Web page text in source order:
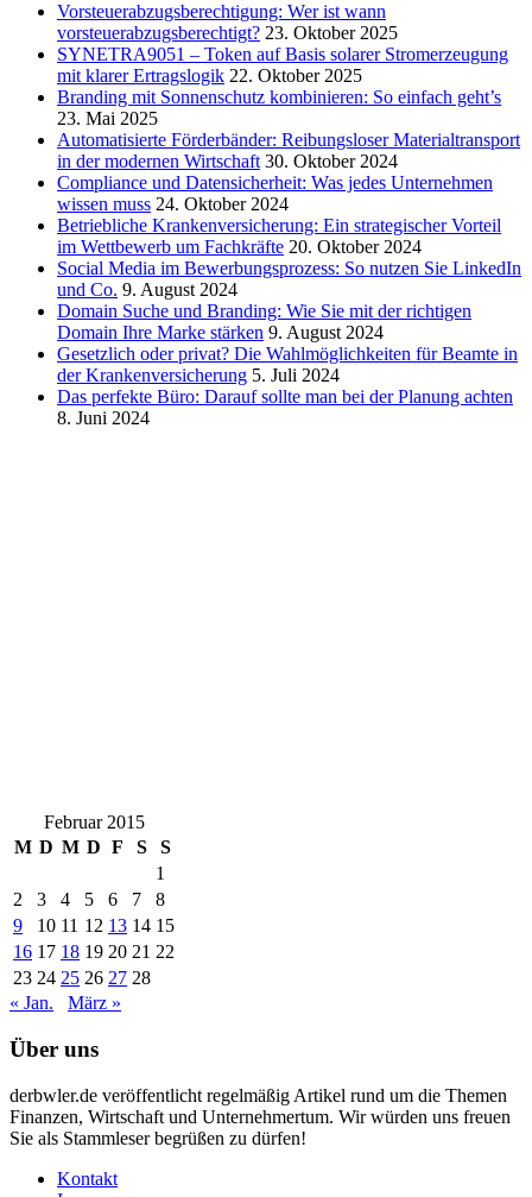
Vorsteuerabzugsberechtigung: Wer ist wann
vorsteuerabzugsberechtigt? 23. Oktober 2025
SYNETRA9051 – Token auf Basis solarer Stromerzeugung
mit klarer Ertragslogik 22. Oktober 2025
Branding mit Sonnenschutz kombinieren: So einfach geht’s
23. Mai 2025
Automatisierte Förderbänder: Reibungsloser Materialtransport
in der modernen Wirtschaft 30. Oktober 2024
Compliance und Datensicherheit: Was jedes Unternehmen
wissen muss 24. Oktober 2024
Betriebliche Krankenversicherung: Ein strategischer Vorteil
im Wettbewerb um Fachkräfte 20. Oktober 2024
Social Media im Bewerbungsprozess: So nutzen Sie LinkedIn
und Co. 9. August 2024
Domain Suche und Branding: Wie Sie mit der richtigen
Domain Ihre Marke stärken 9. August 2024
Gesetzlich oder privat? Die Wahlmöglichkeiten für Beamte in
der Krankenversicherung 5. Juli 2024
Das perfekte Büro: Darauf sollte man bei der Planung achten
8. Juni 2024
Februar 2015
M D M D F S
S
1
2
3 4 5 6 7
8
9
10 11 12 13 14 15
16 17 18 19 20 21 22
23 24 25 26 27 28
« Jan.
März »
Über uns
derbwler.de veröffentlicht regelmäßig Artikel rund um die Themen
Finanzen, Wirtschaft und Unternehmertum. Wir würden uns freuen
Sie als Stammleser begrüßen zu dürfen!
Kontakt